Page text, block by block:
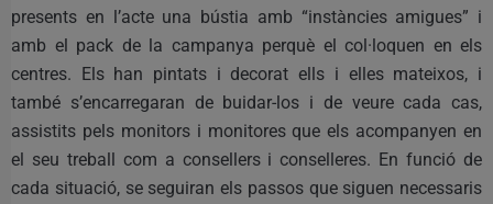
presents en l’acte una bústia amb “instàncies amigues” i
amb el pack de la campanya perquè el col·loquen en els
centres. Els han pintats i decorat ells i elles mateixos, i
també s’encarregaran de buidar-los i de veure cada cas,
assistits pels monitors i monitores que els acompanyen en
el seu treball com a consellers i conselleres. En funció de
cada situació, se seguiran els passos que siguen necessaris